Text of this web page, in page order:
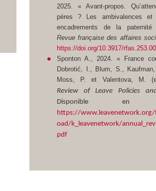
2025. « Avant-propos.
pères ? Les ambivalences et
encadrements de la paternité
Revue française des affaires
https://doi.org/10.3917/
Sponton A., 2024. « France
Dobrotić, I., Blum, S.,
Moss, P. et Valentova, M.
Review of Leave Policies
Disponible
https://www.leavenetwork.org/
oad/k_leavenetwork/
pdf